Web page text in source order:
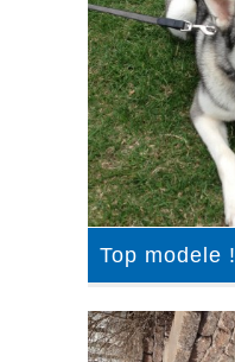
Top modele !